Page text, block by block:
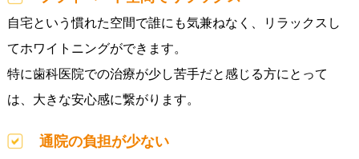
自宅という慣れた空間で誰にも気兼ねなく、リラックスし
てホワイトニングができます。
特に歯科医院での治療が少し苦手だと感じる方にとって
は、大きな安心感に繋がります。
通院の負担が少ない